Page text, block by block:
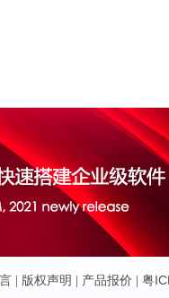
| 版权声明 | 产品报价 | 粤